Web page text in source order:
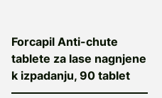
Forcapil Anti-chute
tablete za lase nagnjene
k izpadanju, 90 tablet